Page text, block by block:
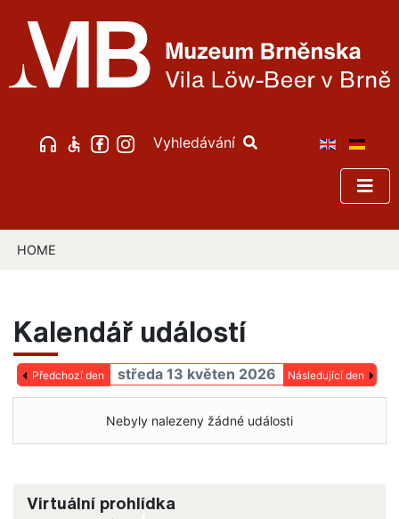
Vyhledávání
HOME
Kalendář událostí
Předchozí den středa 13 květen 2026 Následující den
Nebyly nalezeny žádné události
Virtuální prohlídka